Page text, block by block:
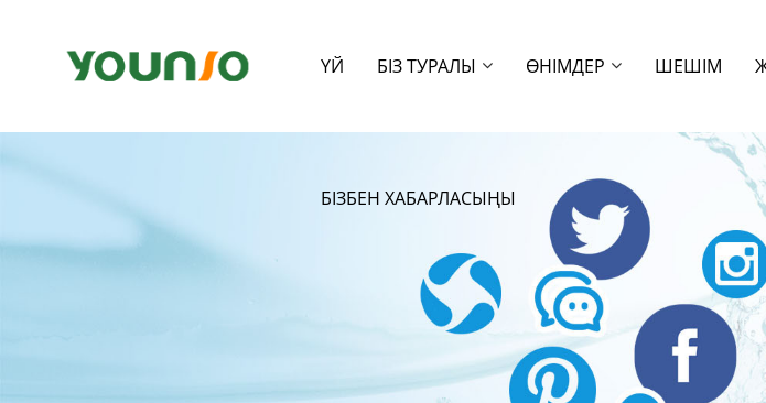
ҮЙ БІЗ ТУРАЛЫ ӨНІМДЕР ШЕШІМ
БІЗБЕН ХАБАРЛАСЫҢЫ